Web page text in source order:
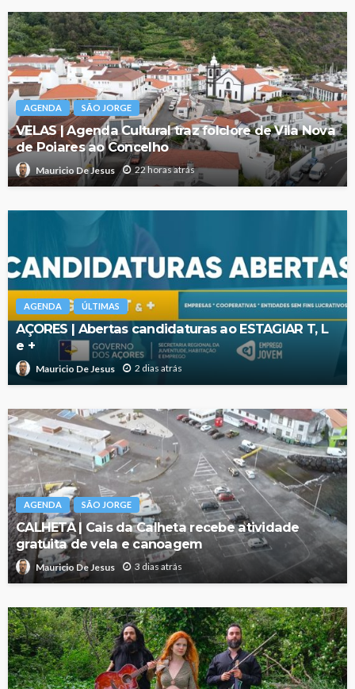
AGENDA SÃO JORGE
VELAS | Agenda Cultural traz folclore de Vila Nova
de Poiares ao Concelho
Mauricio De Jesus 22 horas atrás
AGENDA ÚLTIMAS
AÇORES | Abertas candidaturas ao ESTAGIAR T, L
e +
Mauricio De Jesus 2 dias atrás
AGENDA SÃO JORGE
CALHETA | Cais da Calheta recebe atividade
gratuita de vela e canoagem
Mauricio De Jesus 3 dias atrás